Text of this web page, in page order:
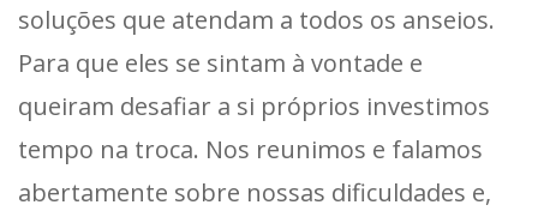
soluções que atendam a todos os anseios.
Para que eles se sintam à vontade e
queiram desafiar a si próprios investimos
tempo na troca. Nos reunimos e falamos
abertamente sobre nossas dificuldades e,